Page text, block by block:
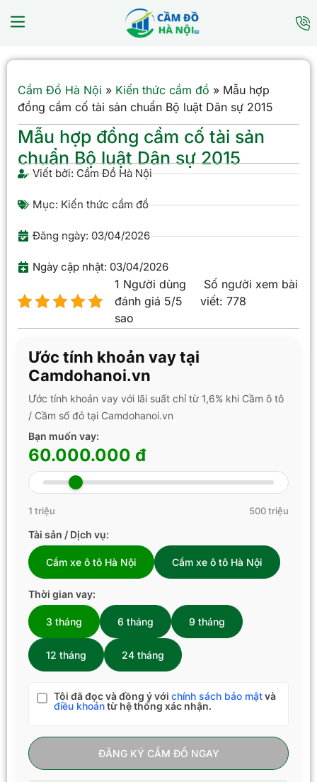
Cầm Đồ Hà Nội » Kiến thức cầm đồ » Mẫu hợp
đồng cầm cố tài sản chuẩn Bộ luật Dân sự 2015
Mẫu hợp đồng cầm cố tài sản
chuẩn Bộ luật Dân sự 2015
Viết bởi:Cầm Đồ Hà Nội
Mục: Kiến thức cầm đồ
Đăng ngày: 03/04/2026
Ngày cập nhật: 03/04/2026
1 Người dùng
đánh giá 5/5
sao
Số người xem bài
viết: 778
Ước tính khoản vay tại
Camdohanoi.vn
Ước tính khoản vay với lãi suất chỉ từ 1,6% khi Cầm ô tô
/ Cầm sổ đỏ tại Camdohanoi.vn
Bạn muốn vay:
60.000.000 đ
1 triệu 500 triệu
Tài sản / Dịch vụ:
Cầm xe ô tô Hà Nội Cầm xe ô tô Hà Nội
Thời gian vay:
3 tháng 6 tháng 9 tháng
12 tháng 24 tháng
Tôi đã đọc và đồng ý với chính sách bảo mậtvà
điều khoảntừ hệ thống xác nhận.
ĐĂNG KÝ CẦM ĐỒ NGAY